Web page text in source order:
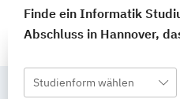
Finde ein Informatik
Abschluss in Hannover,
Studienform wählen